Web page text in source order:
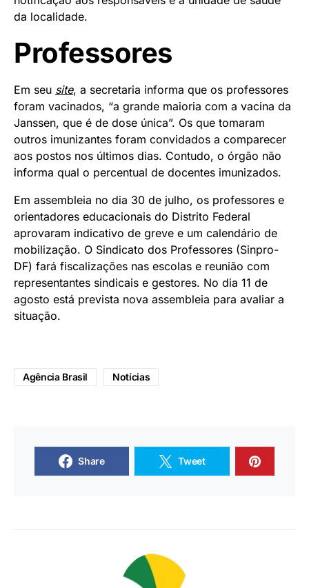
da localidade.
Professores
Em seu site, a secretaria informa que os professores
foram vacinados, “a grande maioria com a vacina da
Janssen, que é de dose única”. Os que tomaram
outros imunizantes foram convidados a comparecer
aos postos nos últimos dias. Contudo, o órgão não
informa qual o percentual de docentes imunizados.
Em assembleia no dia 30 de julho, os professores e
orientadores educacionais do Distrito Federal
aprovaram indicativo de greve e um calendário de
mobilização. O Sindicato dos Professores (Sinpro-
DF) fará fiscalizações nas escolas e reunião com
representantes sindicais e gestores. No dia 11 de
agosto está prevista nova assembleia para avaliar a
situação.
Agência Brasil Notícias
Share Tweet